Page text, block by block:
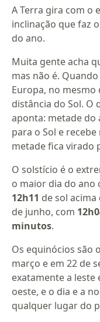
A Terra gira com o
inclinação que faz
do ano.
Muita gente acha
mas não é.
Europa, no mesmo
distância do Sol. O
aponta: metade do
para o Sol e
metade fica virado
O solstício é o
o maior dia do ano
12h11 de sol
de junho, com
minutos.
Os equinócios são
março e em 22 de
exatamente a leste
oeste, e o dia e a
qualquer lugar do